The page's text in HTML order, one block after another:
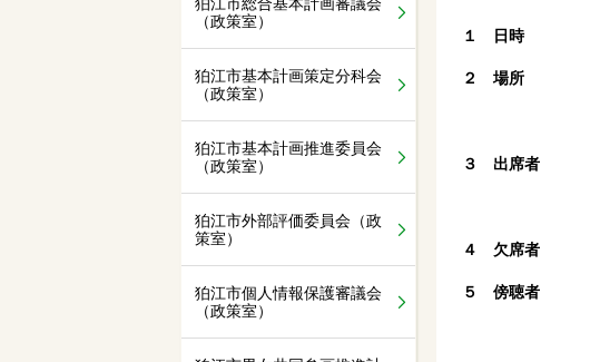
（政策室）
狛江市基本計画策定分科会
（政策室）
狛江市基本計画推進委員会
（政策室）
狛江市外部評価委員会（政
策室）
狛江市個人情報保護審議会
（政策室）
１ 日時
２ 場所
３ 出席者
４ 欠席者
５ 傍聴者